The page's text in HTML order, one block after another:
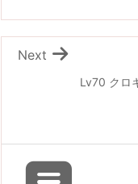
Lv70 クロ
Next